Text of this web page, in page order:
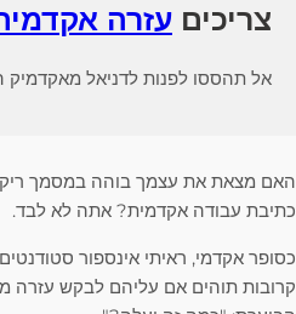
צריכים עזרה
אל תהססו לפנות לדניאל מאקדמיק
האם מצאת את עצמך בוהה במסמך
כתיבת עבודה אקדמית? אתה לא לבד.
כסופר אקדמי, ראיתי אינספור
קרובות תוהים אם עליהם לבקש עזרה